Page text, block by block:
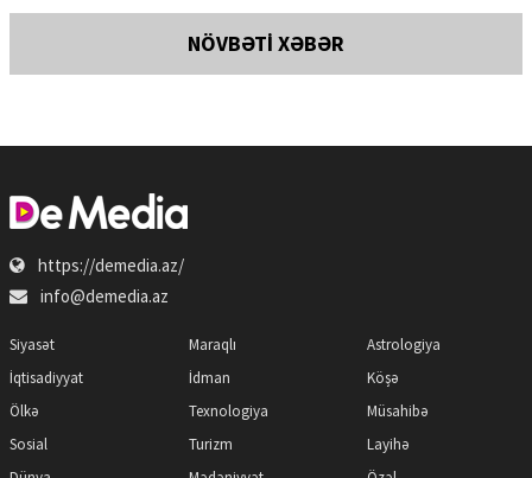
NÖVBƏTİ XƏBƏR
https://demedia.az/
info@demedia.az
Siyasət
İqtisadiyyat
Ölkə
Sosial
Maraqlı
İdman
Texnologiya
Turizm
Astrologiya
Köşə
Müsahibə
Layihə